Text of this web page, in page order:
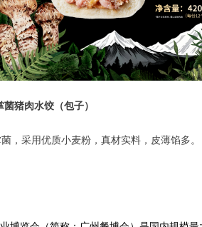
猪肉水饺（包子）
，采用优质小麦粉，真材实料，皮薄馅多。